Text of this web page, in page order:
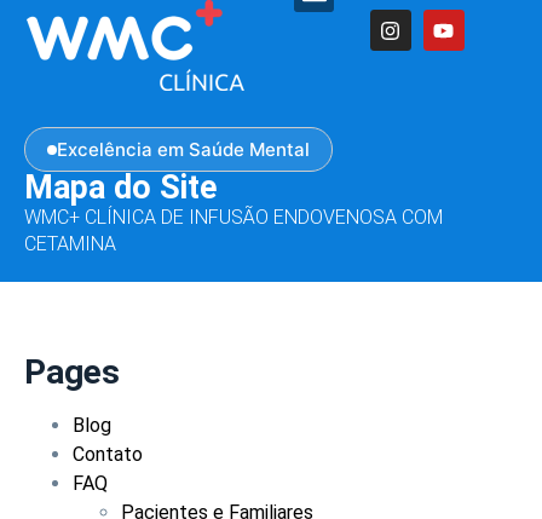
Excelência em Saúde Mental
Mapa do Site
WMC+ CLÍNICA DE INFUSÃO ENDOVENOSA COM
CETAMINA
Pages
Blog
Contato
FAQ
Pacientes e Familiares